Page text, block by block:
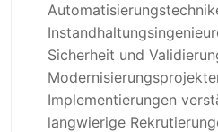
Sicherheit und
Implementierungen
langwierige